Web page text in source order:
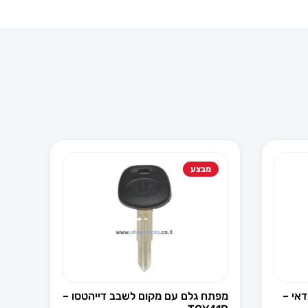
–
מבצע
מפתח גלם עם מקום לשבב דייהטסו –